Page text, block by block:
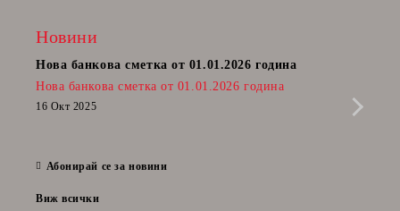
Новини
Нова банкова сметка от 01.01.2026 година
Нова банкова сметка от 01.01.2026 година
16 Окт 2025
Абонирай се за новини
Виж всички